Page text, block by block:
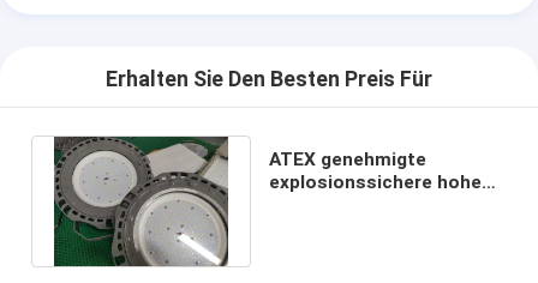
Erhalten Sie Den Besten Preis Für
ATEX genehmigte
explosionssichere hohe